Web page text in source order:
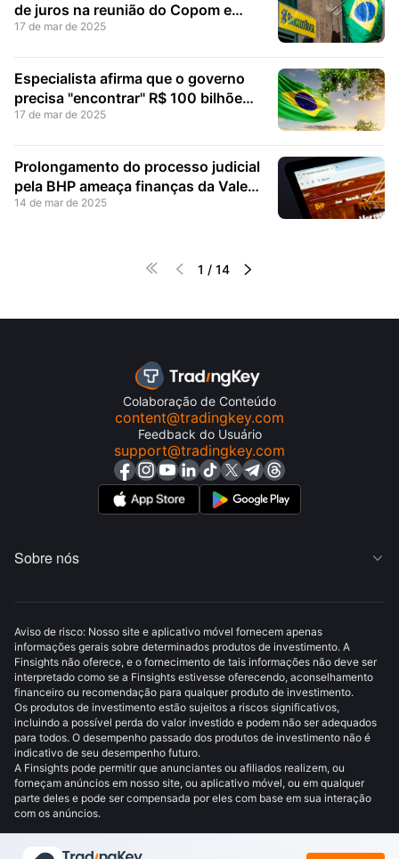
de juros na reunião do Copom e
continue o ciclo de alta
17 de mar de 2025
Especialista afirma que o governo
precisa "encontrar" R$ 100 bilhões
para equilibrar as contas
17 de mar de 2025
Prolongamento do processo judicial
pela BHP ameaça finanças da Vale
no caso Mariana, alerta advogado
14 de mar de 2025

  1 / 14 
Colaboração de Conteúdo
content@tradingkey.com
Feedback do Usuário
support@tradingkey.com
Sobre nós 
Aviso de risco: Nosso site e aplicativo móvel fornecem apenas
informações gerais sobre determinados produtos de investimento. A
Finsights não oferece, e o fornecimento de tais informações não deve ser
interpretado como se a Finsights estivesse oferecendo, aconselhamento
financeiro ou recomendação para qualquer produto de investimento.
Os produtos de investimento estão sujeitos a riscos significativos,
incluindo a possível perda do valor investido e podem não ser adequados
para todos. O desempenho passado dos produtos de investimento não é
indicativo de seu desempenho futuro.
A Finsights pode permitir que anunciantes ou afiliados realizem, ou
forneçam anúncios em nosso site, ou aplicativo móvel, ou em qualquer
parte deles e pode ser compensada por eles com base em sua interação
com os anúncios.